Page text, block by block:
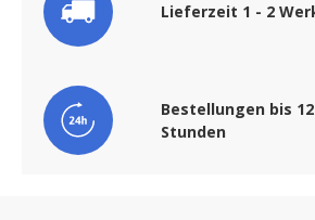
Lieferzeit 1 - 2
Bestellungen bis
Stunden